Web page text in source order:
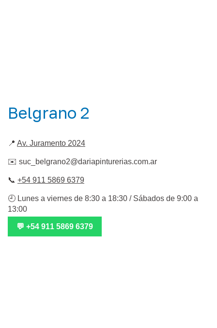
Belgrano 2
📍 Av. Juramento 2024
✉️ suc_belgrano2@dariapinturerias.com.ar
📞 +54 911 5869 6379
🕘 Lunes a viernes de 8:30 a 18:30 / Sábados de 9:00 a
13:00
💬 +54 911 5869 6379